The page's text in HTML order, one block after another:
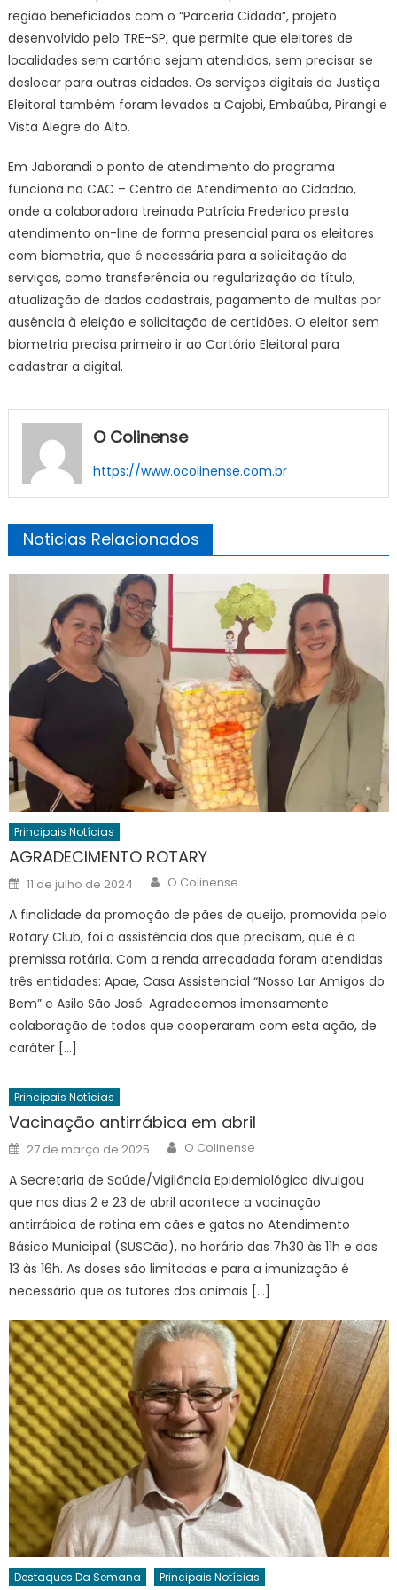
região beneficiados com o “Parceria Cidadã”, projeto
desenvolvido pelo TRE-SP, que permite que eleitores de
localidades sem cartório sejam atendidos, sem precisar se
deslocar para outras cidades. Os serviços digitais da Justiça
Eleitoral também foram levados a Cajobi, Embaúba, Pirangi e
Vista Alegre do Alto.
Em Jaborandi o ponto de atendimento do programa
funciona no CAC – Centro de Atendimento ao Cidadão,
onde a colaboradora treinada Patrícia Frederico presta
atendimento on-line de forma presencial para os eleitores
com biometria, que é necessária para a solicitação de
serviços, como transferência ou regularização do título,
atualização de dados cadastrais, pagamento de multas por
ausência à eleição e solicitação de certidões. O eleitor sem
biometria precisa primeiro ir ao Cartório Eleitoral para
cadastrar a digital.
O Colinense
https://www.ocolinense.com.br
Noticias Relacionados
Principais Notícias
AGRADECIMENTO ROTARY
Posted
on
11 de julho de 2024 Author
O Colinense
A finalidade da promoção de pães de queijo, promovida pelo
Rotary Club, foi a assistência dos que precisam, que é a
premissa rotária. Com a renda arrecadada foram atendidas
três entidades: Apae, Casa Assistencial “Nosso Lar Amigos do
Bem” e Asilo São José. Agradecemos imensamente
colaboração de todos que cooperaram com esta ação, de
caráter […]
Principais Notícias
Vacinação antirrábica em abril
Posted
on
27 de março de 2025 Author
O Colinense
A Secretaria de Saúde/Vigilância Epidemiológica divulgou
que nos dias 2 e 23 de abril acontece a vacinação
antirrábica de rotina em cães e gatos no Atendimento
Básico Municipal (SUSCão), no horário das 7h30 às 11h e das
13 às 16h. As doses são limitadas e para a imunização é
necessário que os tutores dos animais […]
Destaques Da Semana Principais Notícias